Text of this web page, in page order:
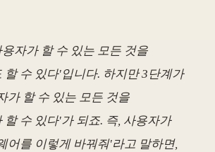
자가 할 수 있는 모든 것을
할 수 있다'입니다. 하지만 3단계가
가 할 수 있는 모든 것을
할 수 있다'가 되죠. 즉, 사용자가
어를 이렇게 바꿔줘'라고 말하면,